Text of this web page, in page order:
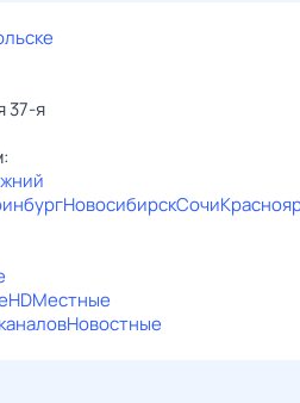
37-я
НовосибирскСочи
HDМестные
Новостные